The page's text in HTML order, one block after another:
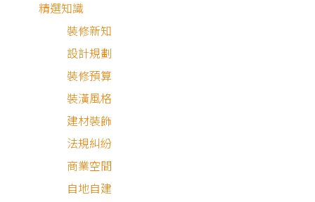
精選知識
裝修新知
設計規劃
裝修預算
裝潢風格
建材裝飾
法規糾紛
商業空間
自地自建